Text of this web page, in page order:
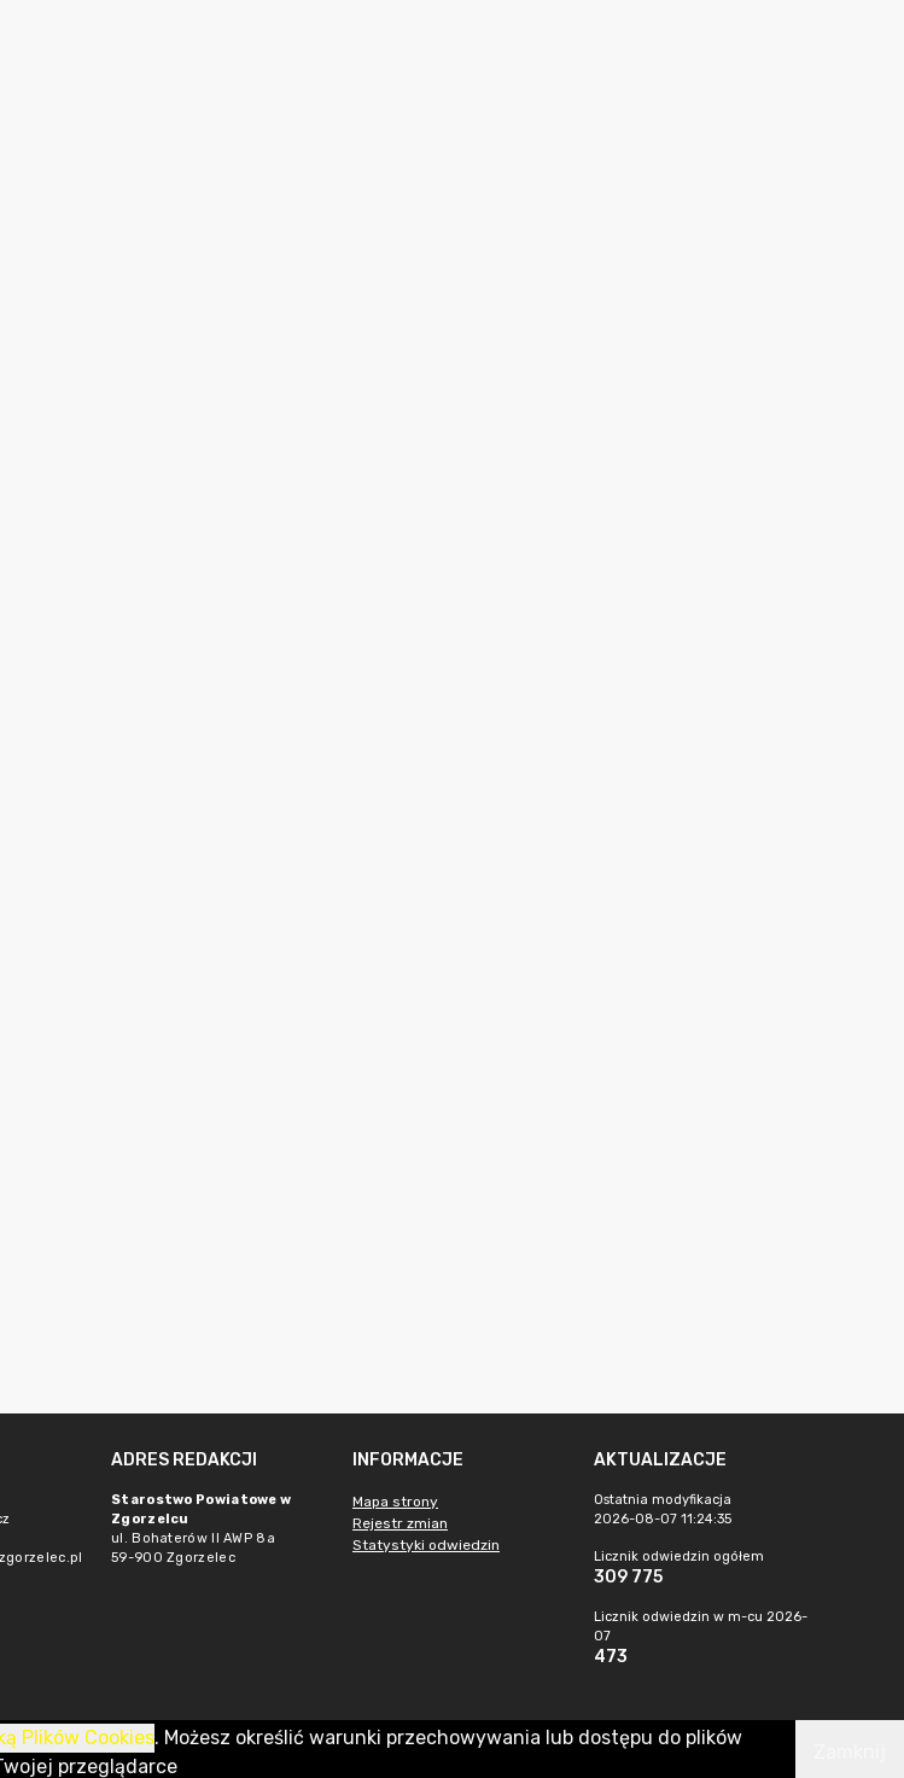
ADRES REDAKCJI
Starostwo Powiatowe w
Zgorzelcu
ul. Bohaterów II AWP 8a
59-900 Zgorzelec
INFORMACJE
Mapa strony
Rejestr zmian
Statystyki odwiedzin
AKTUALIZACJE
Ostatnia modyfikacja
2026-08-07 11:24:35
Licznik odwiedzin ogółem
309 775
Licznik odwiedzin w m-cu 2026-
07
473
Plików Cookies. Możesz określić warunki przechowywania lub dostępu do plików
przeglądarce